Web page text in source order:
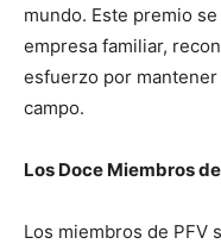
mundo. Este premio
empresa familiar,
esfuerzo por
campo.
Los Doce Miembros
Los miembros de PFV